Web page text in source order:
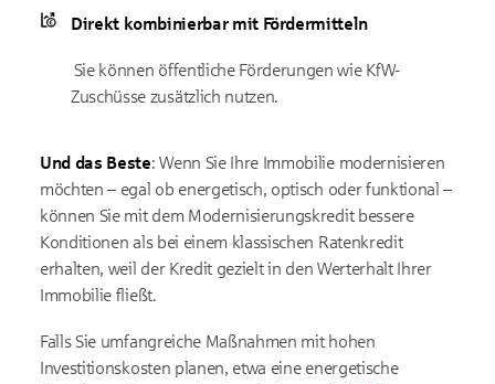
Direkt kombinierbar mit Fördermitteln
Sie können öffentliche Förderungen wie KfW-
Zuschüsse zusätzlich nutzen.
Und das Beste: Wenn Sie Ihre Immobilie modernisieren
möchten – egal ob energetisch, optisch oder funktional –
können Sie mit dem Modernisierungskredit bessere
Konditionen als bei einem klassischen Ratenkredit
erhalten, weil der Kredit gezielt in den Werterhalt Ihrer
Immobilie fließt.
Falls Sie umfangreiche Maßnahmen mit hohen
Investitionskosten planen, etwa eine energetische